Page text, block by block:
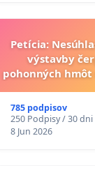
Petícia:
výstavby
pohonných
Grob -
785 podpisov
250 Podpisy / 30 dni
8 Jun 2026